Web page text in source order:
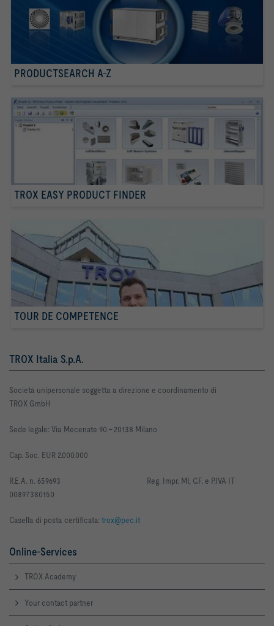
PRODUCTSEARCH A-Z
TROX EASY PRODUCT FINDER
TOUR DE COMPETENCE
TROX Italia S.p.A.
Società unipersonale soggetta a direzione e coordinamento di
TROX GmbH
Sede legale: Via Mecenate 90 -20138 Milano
Cap. Soc. EUR 2.000.000
R.E.A. n. 659693 Reg. Impr. MI, C.F. e P.IVA IT
00897380150
Casella di posta certificata: trox@pec.it
Online-Services
TROX Academy
Your contact partner